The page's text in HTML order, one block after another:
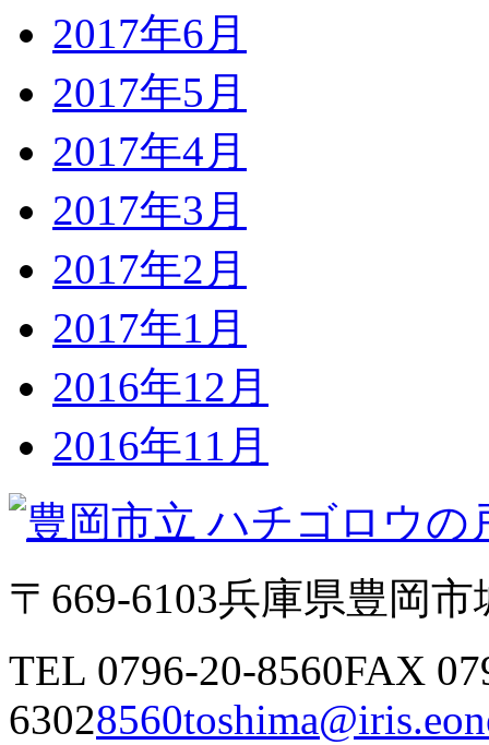
2017年6月
2017年5月
2017年4月
2017年3月
2017年2月
2017年1月
2016年12月
2016年11月
〒669-6103兵庫県豊岡市
TEL 0796-20-8560FAX
6302